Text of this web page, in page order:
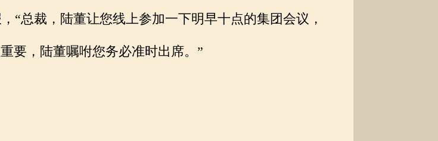
总裁，陆董让您线上参加一下明早十点的集团会议，
要，陆董嘱咐您务必准时出席。”